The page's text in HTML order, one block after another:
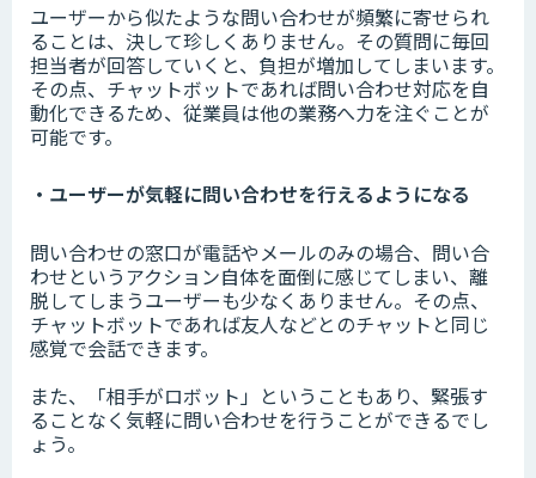
ユーザーから似たような問い合わせが頻繁に寄せられ
ることは、決して珍しくありません。その質問に毎回
担当者が回答していくと、負担が増加してしまいます。
その点、チャットボットであれば問い合わせ対応を自
動化できるため、従業員は他の業務へ力を注ぐことが
可能です。
・ユーザーが気軽に問い合わせを行えるようになる
問い合わせの窓口が電話やメールのみの場合、問い合
わせというアクション自体を面倒に感じてしまい、離
脱してしまうユーザーも少なくありません。その点、
チャットボットであれば友人などとのチャットと同じ
感覚で会話できます。
また、「相手がロボット」ということもあり、緊張す
ることなく気軽に問い合わせを行うことができるでし
ょう。